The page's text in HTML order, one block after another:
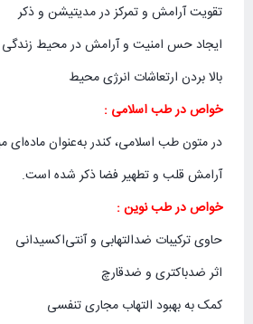
تقویت آرامش و تمرکز در مدیتیشن و ذکر
ایجاد حس امنیت و آرامش در محیط زندگی
بالا بردن ارتعاشات انرژی محیط
خواص در طب اسلامی :
در متون طب اسلامی، کندر به‌عنوان ماده‌ای
آرامش قلب و تطهیر فضا ذکر شده است.
خواص در طب نوین :
حاوی ترکیبات ضدالتهابی و آنتی‌اکسیدانی
اثر ضدباکتری و ضدقارچ
کمک به بهبود التهاب مجاری تنفسی